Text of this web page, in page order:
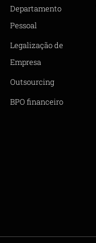
Departamento
Pessoal
Legalização de
Empresa
Outsourcing
BPO financeiro